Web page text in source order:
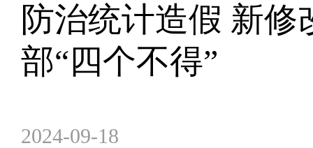
防治统计造假 新
部“四个不得”
2024-09-18